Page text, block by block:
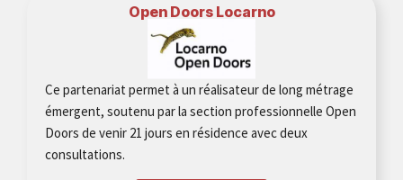
Open Doors Locarno
Ce partenariat permet à un réalisateur de long métrage
émergent, soutenu par la section professionnelle Open
Doors de venir 21 jours en résidence avec deux
consultations.